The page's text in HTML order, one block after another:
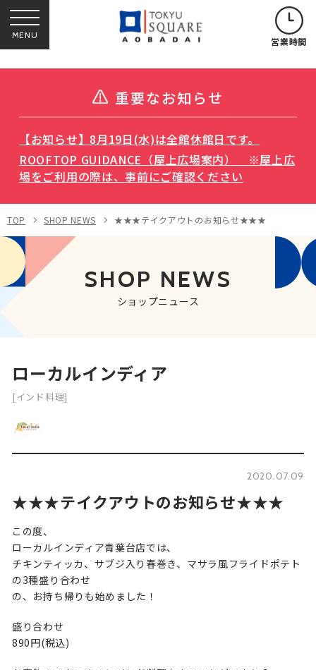
MENU 営業時間
重要なお知らせ
【お知らせ】8月19日(水)は全館休館日です。
ROOFTOP GUIDANCE（屋上広場案内） ※屋上広
場をご利用の際は、事前にご確認ください
TOP SHOP NEWS ★★★テイクアウトのお知らせ★★★
SHOP NEWS
ショップニュース
ローカルインディア
[インド料理]
2020.07.09
★★★テイクアウトのお知らせ★★★
この度、
ローカルインディア青葉台店では、
チキンティッカ、サブジ入り春巻き、マサラ風フライドポテト
の3種盛り合わせ
の、お持ち帰りも始めました！
盛り合わせ
890円(税込)